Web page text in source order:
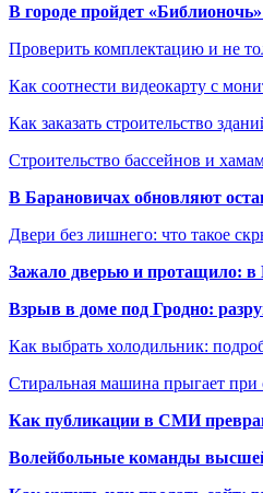
В городе пройдет
Проверить комплектацию и не
Как соотнести видеокарту с
Как заказать строительство
Строительство бассейнов и
В Барановичах обновляют
Двери без лишнего: что такое
Зажало дверью и протащило: в
Взрыв в доме под Гродно:
Как выбрать холодильник:
Стиральная машина прыгает
Как публикации в СМИ
Волейбольные команды